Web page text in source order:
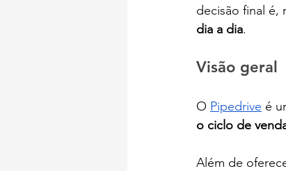
decisão final é,
dia a dia.
Visão geral
O Pipedrive é
o ciclo de
Além de